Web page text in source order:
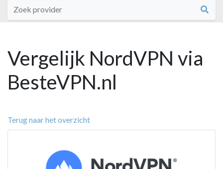
Vergelijk NordVPN via
BesteVPN.nl
Terug naar het overzicht